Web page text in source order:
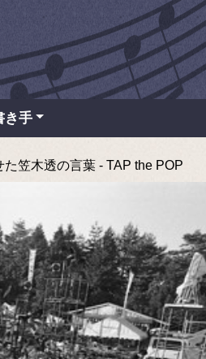
き手
笠木透の言葉 - TAP the POP